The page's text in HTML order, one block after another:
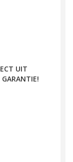
UIT
GARANTIE!